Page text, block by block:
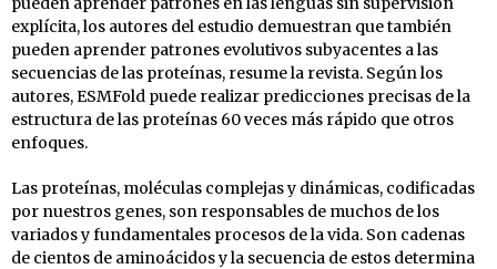
explícita, los autores del estudio demuestran que también
pueden aprender patrones evolutivos subyacentes a las
secuencias de las proteínas, resume la revista. Según los
autores, ESMFold puede realizar predicciones precisas de la
estructura de las proteínas 60 veces más rápido que otros
enfoques.
Las proteínas, moléculas complejas y dinámicas, codificadas
por nuestros genes, son responsables de muchos de los
variados y fundamentales procesos de la vida. Son cadenas
de cientos de aminoácidos y la secuencia de estos determina